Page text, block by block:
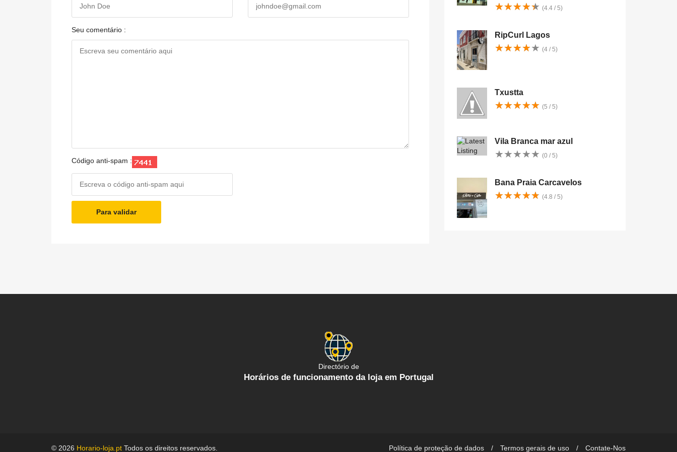
Seu comentário :
Código anti-spam :
Para validar
★★★★★
★★★★★ (4.4 / 5)
RipCurl Lagos
★★★★★
★★★★★ (4 / 5)
Txustta
★★★★★
★★★★★ (5 / 5)
Vila Branca mar azul
★★★★★
★★★★★ (0 / 5)
Bana Praia Carcavelos
★★★★★
★★★★★ (4.8 / 5)
Directório de
Horários de funcionamento da loja em Portugal
© 2026 Horario-loja.pt Todos os direitos reservados. Política de proteção de dados Termos gerais de uso Contate-Nos